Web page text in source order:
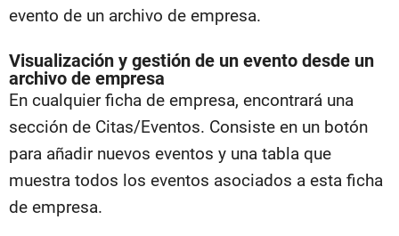
evento de un archivo de empresa.
Visualización y gestión de un evento desde un
archivo de empresa
En cualquier ficha de empresa, encontrará una
sección de Citas/Eventos. Consiste en un botón
para añadir nuevos eventos y una tabla que
muestra todos los eventos asociados a esta ficha
de empresa.